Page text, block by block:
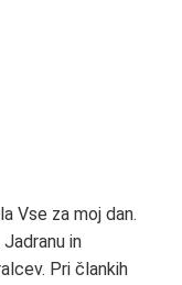
Vse za moj dan.
in
Pri člankih